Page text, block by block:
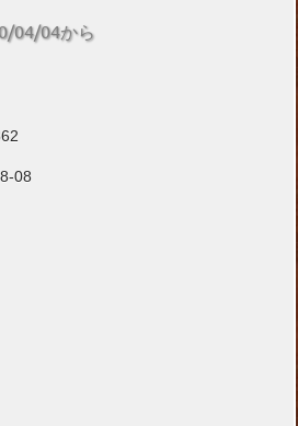
04/04から
08